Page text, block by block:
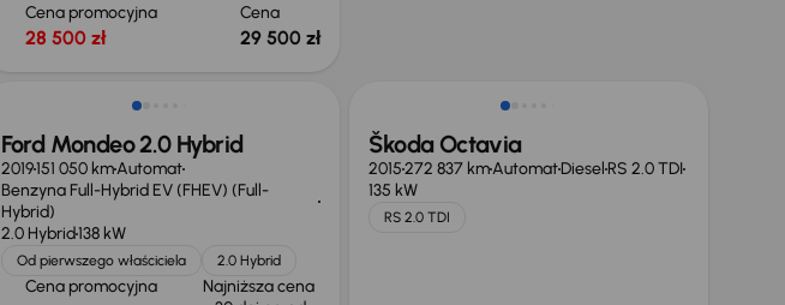
Cena promocyjna
28 500 zł
Cena
29 500 zł
Taniej o 1 500 zł
Ford Mondeo 2.0 Hybrid
2019151 050 kmAutomat
Benzyna Full-Hybrid EV (FHEV) (Full-
Hybrid)
2.0 Hybrid138 kW
Od pierwszego właściciela 2.0 Hybrid
Cena promocyjna
Najniższa cena
Škoda Octavia
2015272 837 kmAutomatDieselRS 2.0 TDI
135 kW
RS 2.0 TDI